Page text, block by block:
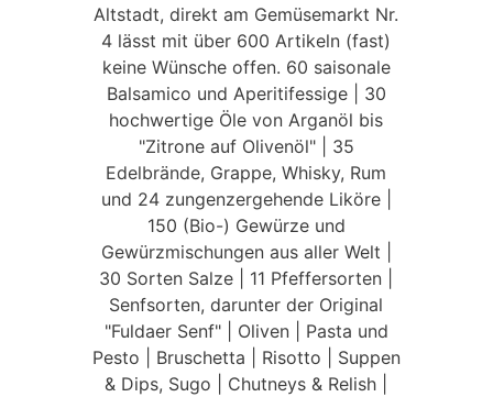
Altstadt, direkt am Gemüsemarkt Nr.
4 lässt mit über 600 Artikeln (fast)
keine Wünsche offen. 60 saisonale
Balsamico und Aperitifessige | 30
hochwertige Öle von Arganöl bis
"Zitrone auf Olivenöl" | 35
Edelbrände, Grappe, Whisky, Rum
und 24 zungenzergehende Liköre |
150 (Bio-) Gewürze und
Gewürzmischungen aus aller Welt |
30 Sorten Salze | 11 Pfeffersorten |
Senfsorten, darunter der Original
"Fuldaer Senf" | Oliven | Pasta und
Pesto | Bruschetta | Risotto | Suppen
& Dips, Sugo | Chutneys & Relish |